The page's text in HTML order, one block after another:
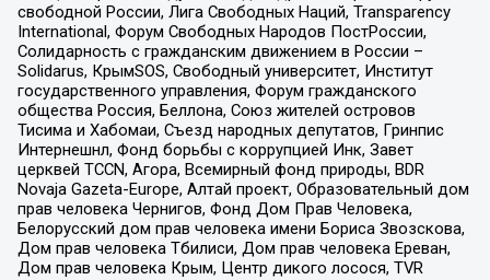
свободной России, Лига Свободных Наций, Transparеncy
International, Форум Свободных Народов ПостРоссии,
Солидарность с гражданским движением в России –
Solidarus, КрымSOS, Свободный университет, Институт
государственного управления, Форум гражданского
общества Россия, Беллона, Союз жителей островов
Тисима и Хабомаи, Съезд народных депутатов, Гринпис
Интернешнл, Фонд борьбы с коррупцией Инк, Завет
церквей TCCN, Агора, Всемирный фонд природы, BDR
Novaja Gazeta-Europe, Алтай проект, Образовательный дом
прав человека Чернигов, Фонд Дом Прав Человека,
Белорусский дом прав человека имени Бориса Звозскова,
Дом прав человека Тбилиси, Дом прав человека Ереван,
Дом прав человека Крым, Центр дикого лосося, TVR